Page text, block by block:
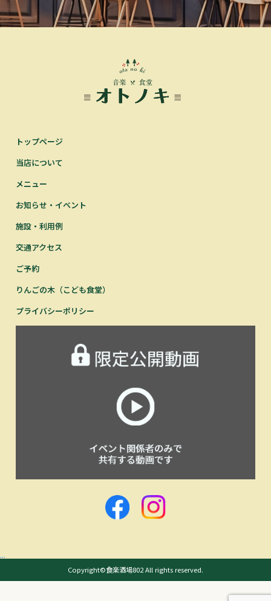
トップページ
当店について
メニュー
お知らせ・イベント
施設・利用例
交通アクセス
ご予約
りんごの木（こども食堂）
プライバシーポリシー
...
Copyright©食楽酒場802 All rights reserved.